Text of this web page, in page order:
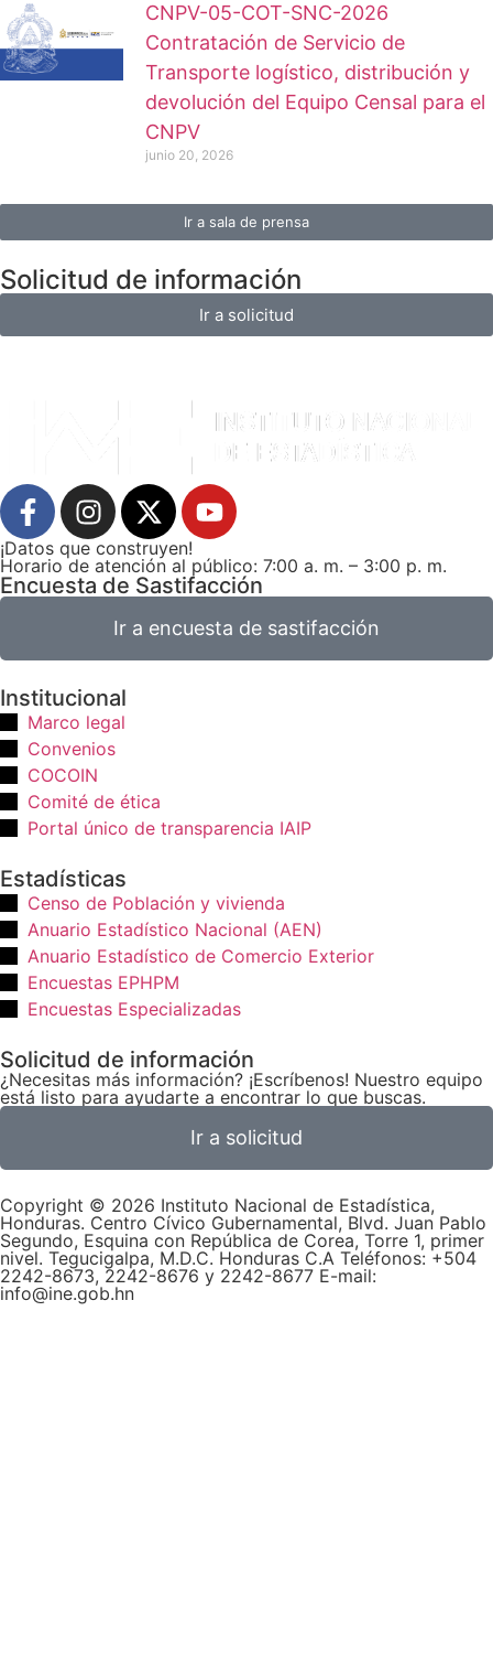
CNPV-05-COT-SNC-2026
Contratación de Servicio de
Transporte logístico, distribución y
devolución del Equipo Censal para el
CNPV
junio 20, 2026
Ir a sala de prensa
Solicitud de información
Ir a solicitud
¡Datos que construyen!
Horario de atención al público: 7:00 a. m. – 3:00 p. m.
Encuesta de Sastifacción
Ir a encuesta de sastifacción
Institucional
Marco legal
Convenios
COCOIN
Comité de ética
Portal único de transparencia IAIP
Estadísticas
Censo de Población y vivienda
Anuario Estadístico Nacional (AEN)​
Anuario Estadístico de Comercio Exterior
Encuestas EPHPM
Encuestas Especializadas
Solicitud de información
¿Necesitas más información? ¡Escríbenos! Nuestro equipo
está listo para ayudarte a encontrar lo que buscas.
Ir a solicitud
Copyright © 2026 Instituto Nacional de Estadística,
Honduras. Centro Cívico Gubernamental, Blvd. Juan Pablo
Segundo, Esquina con República de Corea, Torre 1, primer
nivel. Tegucigalpa, M.D.C. Honduras C.A Teléfonos: +504
2242-8673, 2242-8676 y 2242-8677 E-mail:
info@ine.gob.hn